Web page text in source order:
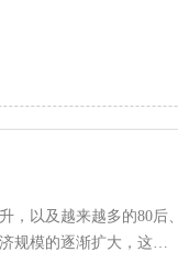
，以及越来越多的80后
规模的逐渐扩大，这…